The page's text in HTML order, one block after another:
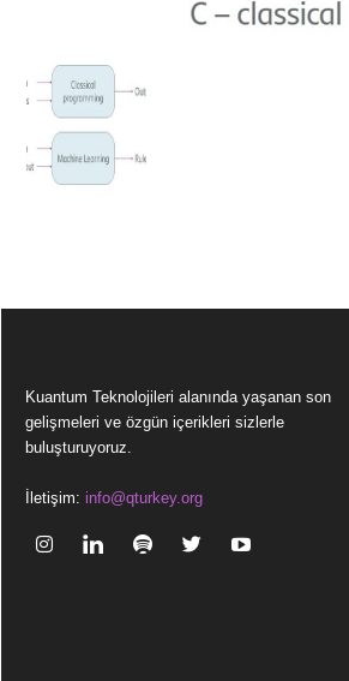
Kuantum Teknolojileri alanında yaşanan son
gelişmeleri ve özgün içerikleri sizlerle
buluşturuyoruz.
İletişim: info@qturkey.org